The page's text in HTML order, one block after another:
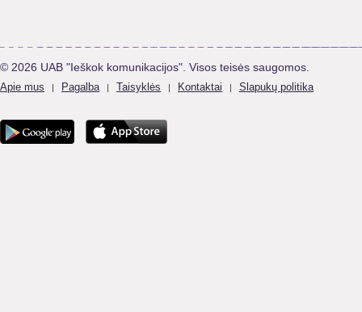
© 2026 UAB "Ieškok komunikacijos". Visos teisės saugomos.
Apie mus | Pagalba | Taisyklės | Kontaktai | Slapukų politika